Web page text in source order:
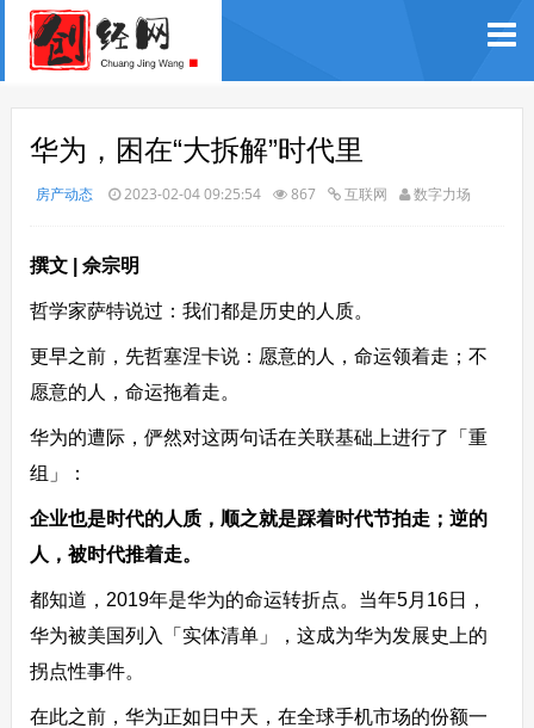
华为，困在“大拆解”时代里
房产动态 2023-02-04 09:25:54 867 互联网 数字力场
撰文 | 佘宗明
哲学家萨特说过：我们都是历史的人质。
更早之前，先哲塞涅卡说：愿意的人，命运领着走；不
愿意的人，命运拖着走。
华为的遭际，俨然对这两句话在关联基础上进行了「重
组」：
企业也是时代的人质，顺之就是踩着时代节拍走；逆的
人，被时代推着走。
都知道，2019年是华为的命运转折点。当年5月16日，
华为被美国列入「实体清单」，这成为华为发展史上的
拐点性事件。
在此之前，华为正如日中天，在全球手机市场的份额一